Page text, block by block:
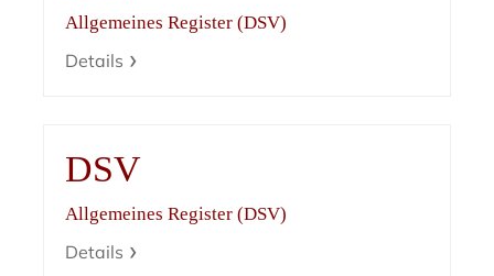
Allgemeines Register (DSV)
Details
DSV
Allgemeines Register (DSV)
Details